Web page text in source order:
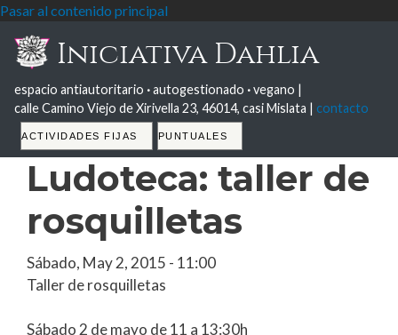
Pasar al contenido principal
Iniciativa Dahlia
espacio antiautoritario ·autogestionado ·vegano |
calle Camino Viejo de Xirivella 23, 46014, casi Mislata | contacto
Tabs
ACTIVIDADES FIJAS PUNTUALES
Ludoteca: taller de
rosquilletas
Sábado, May 2, 2015 - 11:00
Taller de rosquilletas
Sábado 2 de mayo de 11 a 13:30h